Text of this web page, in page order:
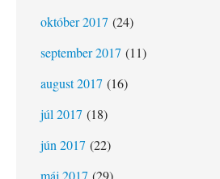
október 2017 (24)
september 2017 (11)
august 2017 (16)
júl 2017 (18)
jún 2017 (22)
máj 2017 (29)